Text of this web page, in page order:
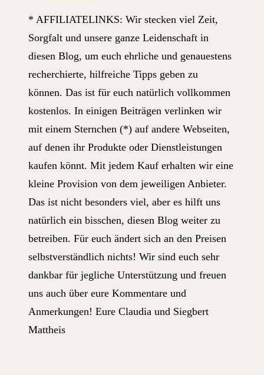
* AFFILIATELINKS: Wir stecken viel Zeit,
Sorgfalt und unsere ganze Leidenschaft in
diesen Blog, um euch ehrliche und genauestens
recherchierte, hilfreiche Tipps geben zu
können. Das ist für euch natürlich vollkommen
kostenlos. In einigen Beiträgen verlinken wir
mit einem Sternchen (*) auf andere Webseiten,
auf denen ihr Produkte oder Dienstleistungen
kaufen könnt. Mit jedem Kauf erhalten wir eine
kleine Provision von dem jeweiligen Anbieter.
Das ist nicht besonders viel, aber es hilft uns
natürlich ein bisschen, diesen Blog weiter zu
betreiben. Für euch ändert sich an den Preisen
selbstverständlich nichts! Wir sind euch sehr
dankbar für jegliche Unterstützung und freuen
uns auch über eure Kommentare und
Anmerkungen! Eure Claudia und Siegbert
Mattheis